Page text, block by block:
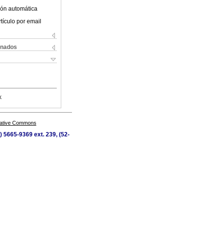
automática
por email
Commons
5665-9369 ext. 239, (52-